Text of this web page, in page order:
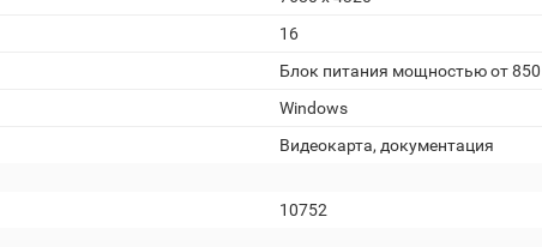
16
Блок питания мощностью от
Windows
Видеокарта, документация
10752